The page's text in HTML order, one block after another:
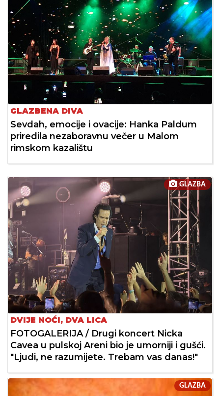
GLAZBENA DIVA
Sevdah, emocije i ovacije: Hanka Paldum
priredila nezaboravnu večer u Malom
rimskom kazalištu
GLAZBA
DVIJE NOĆI, DVA LICA
FOTOGALERIJA / Drugi koncert Nicka
Cavea u pulskoj Areni bio je umorniji i gušći.
"Ljudi, ne razumijete. Trebam vas danas!"
GLAZBA